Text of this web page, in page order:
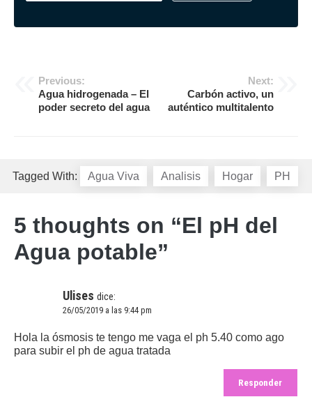
Navegación
Previous:
Agua hidrogenada – El
poder secreto del agua
Next:
Carbón activo, un
auténtico multitalento
Tagged With: Agua Viva Analisis Hogar PH
5 thoughts on “El pH del
Agua potable”
Ulises dice:
26/05/2019 a las 9:44 pm
Hola la ósmosis te tengo me vaga el ph 5.40 como ago
para subir el ph de agua tratada
Responder